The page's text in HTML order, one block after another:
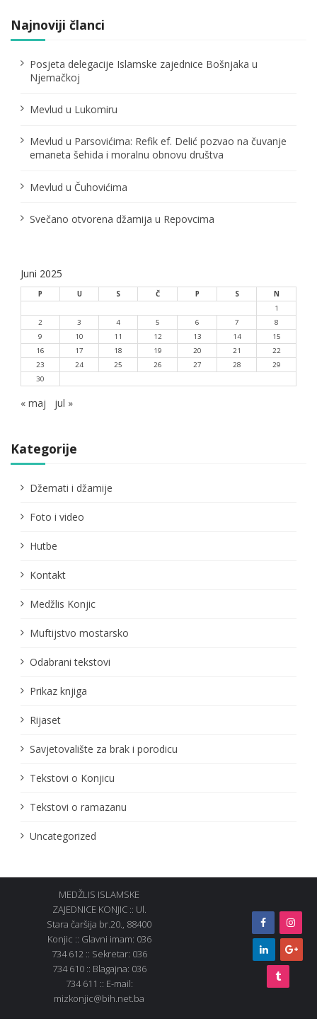
Najnoviji članci
Posjeta delegacije Islamske zajednice Bošnjaka u
Njemačkoj
Mevlud u Lukomiru
Mevlud u Parsovićima: Refik ef. Delić pozvao na čuvanje
emaneta šehida i moralnu obnovu društva
Mevlud u Čuhovićima
Svečano otvorena džamija u Repovcima
Juni 2025
P U S Č P S
N
1
2
3 4 5 6 7
8
9
10 11 12 13 14
15
16
17 18 19 20 21
22
23
24 25 26 27 28
29
30
« maj jul »
Kategorije
Džemati i džamije
Foto i video
Hutbe
Kontakt
Medžlis Konjic
Muftijstvo mostarsko
Odabrani tekstovi
Prikaz knjiga
Rijaset
Savjetovalište za brak i porodicu
Tekstovi o Konjicu
Tekstovi o ramazanu
Uncategorized
MEDŽLIS ISLAMSKE
ZAJEDNICE KONJIC :: Ul.
Stara čaršija br.20., 88400
Konjic :: Glavni imam: 036
734 612 :: Sekretar: 036
734 610 :: Blagajna: 036
734 611 :: E-mail:
mizkonjic@bih.net.ba